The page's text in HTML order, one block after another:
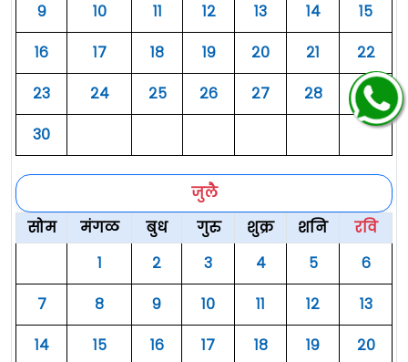
९
१० ११ १२ १३ १४
१५
१६
१७ १८ १९ २० २१
२२
२३
२४ २५ २६ २७ २८
२९
३०
जुलै
सोम
मंगळ बुध गुरु शुक्र शनि
रवि
१
२ ३ ४ ५
६
७
८ ९ १० ११ १२
१३
१४
१५ १६ १७ १८ १९
२०